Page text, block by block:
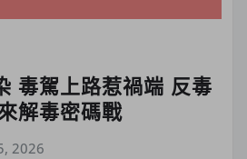
毒駕上路惹禍端 反毒
解毒密碼戰
2026